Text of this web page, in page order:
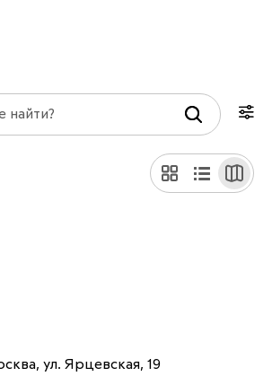
ул. Ярцевская, 19